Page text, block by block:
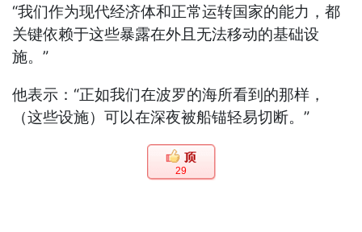
“我们作为现代经济体和正常运转国家的能力，都
关键依赖于这些暴露在外且无法移动的基础设
施。”
他表示：“正如我们在波罗的海所看到的那样，
（这些设施）可以在深夜被船锚轻易切断。”
29